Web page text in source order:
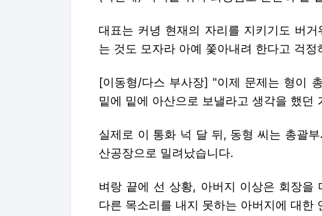
대표는 커녕 현재의 자리를 지키기도 버
는 것도 모자라 아예 쫓아내려 한다고 걱정
[이동형/다스 부사장] "이제 문제는 형이
밑에 밑에 아산으로 보낼라고 생각을 했
실제로 이 통화 넉 달 뒤, 동형 씨는 총괄
산공장으로 밀려났습니다.
벼랑 끝에 선 상황, 아버지 이상은 회장을
다른 목소리를 내지 못하는 아버지에 대한